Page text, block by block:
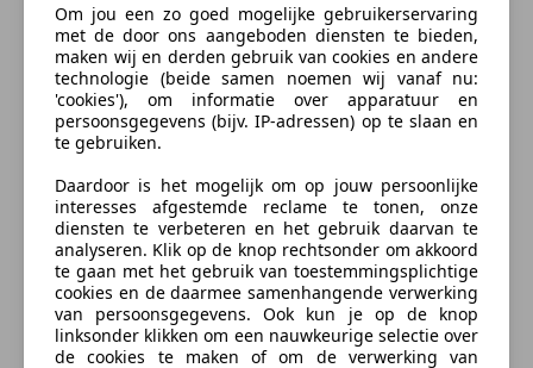
ABS
Achter airbag
Airbag bestuurder
Airbag passagier
Bandenspanningscontrole
Bi-Xenon koplampen
Bochtverlichting
Botswaarschuwing
Centrale vergrendeling
Emergency Brake Assist
Hoofd airbag
Startonderbreker
Traction control
Optielijst:
Ext: Biano Fuji
Int: Blu Medio
HTME: Heat + Memory Driver Seats GSport
INT2: Technical Cloth
PIP4: Gran Sport Piping
PNT2: Bianco Fuji Paint Colour
SUSP: Skyhook Suspension
XENO: Xenon Front Lights
meer
Zakelijk leasen
Om jou een zo goed mogelijke gebruikerservaring
met de door ons aangeboden diensten te bieden,
maken wij en derden gebruik van cookies en andere
technologie (beide samen noemen wij vanaf nu:
'cookies'), om informatie over apparatuur en
persoonsgegevens (bijv. IP-adressen) op te slaan en
te gebruiken.
Daardoor is het mogelijk om op jouw persoonlijke
interesses afgestemde reclame te tonen, onze
diensten te verbeteren en het gebruik daarvan te
analyseren. Klik op de knop rechtsonder om akkoord
te gaan met het gebruik van toestemmingsplichtige
cookies en de daarmee samenhangende verwerking
van persoonsgegevens. Ook kun je op de knop
linksonder klikken om een nauwkeurige selectie over
de cookies te maken of om de verwerking van